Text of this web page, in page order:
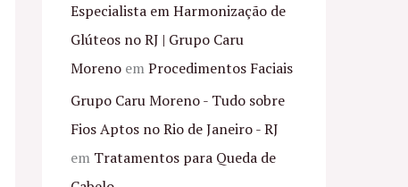
Especialista em Harmonização de
Glúteos no RJ | Grupo Caru
Moreno emProcedimentos Faciais
Grupo Caru Moreno - Tudo sobre
Fios Aptos no Rio de Janeiro - RJ
em Tratamentos para Queda de